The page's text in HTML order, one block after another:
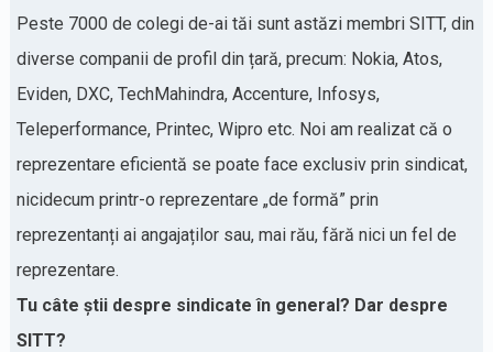
Peste 7000 de colegi de-ai tăi sunt astăzi membri SITT, din
diverse companii de profil din țară, precum: Nokia, Atos,
Eviden, DXC, TechMahindra, Accenture, Infosys,
Teleperformance, Printec, Wipro etc. Noi am realizat că o
reprezentare eficientă se poate face exclusiv prin sindicat,
nicidecum printr-o reprezentare „de formă” prin
reprezentanți ai angajaților sau, mai rău, fără nici un fel de
reprezentare.
Tu câte știi despre sindicate în general? Dar despre
SITT?